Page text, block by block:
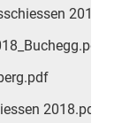
2018.pdf